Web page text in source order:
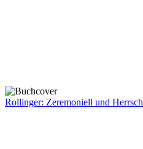
Rollinger: Zeremoniell und